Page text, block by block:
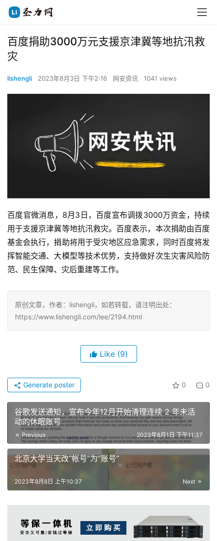
百度捐助3000万元支援京津冀等地抗汛救
灾
lishengli 2023年8月3日 下午2:16 网安资讯 1041 views
百度官微消息，8月3日，百度宣布调拨3000万资金，持续
用于支援京津冀等地抗汛救灾。百度表示，本次捐助由百度
基金会执行，捐助将用于受灾地区应急需求，同时百度将发
挥智能交通、大模型等技术优势，支持做好次生灾害风险防
范、民生保障、灾后重建等工作。
原创文章，作者：lishengli，如若转载，请注明出处：
https://www.lishengli.com/lee/2194.html
Like (9)
0 0
Generate poster
谷歌发送通知，宣布今年12月开始清理连续 2 年未活
动的休眠账号
Previous 2023年8月1日 下午11:37
北京大学当天改“帐号”为“账号”
Next
2023年8月8日 上午10:37